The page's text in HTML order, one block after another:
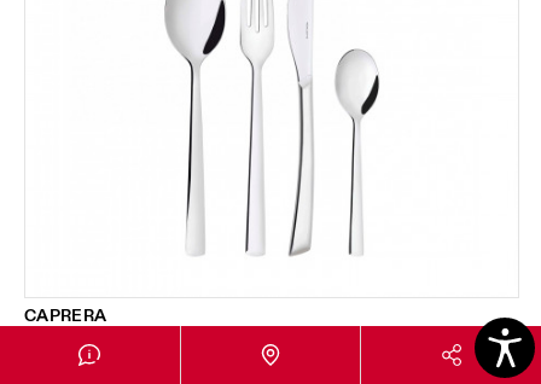
CAPRERA
Set 24 pezzi in scatola Gallery - colore Acciaio -
finitura Lucido
178,00 €